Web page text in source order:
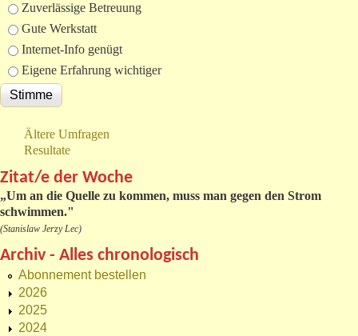
Zuverlässige Betreuung
Gute Werkstatt
Internet-Info genügt
Eigene Erfahrung wichtiger
Ältere Umfragen
Resultate
Zitat/e der Woche
„Um an die Quelle zu kommen, muss man gegen den Strom
schwimmen."
(Stanislaw Jerzy Lec)
Archiv - Alles chronologisch
Abonnement bestellen
2026
2025
2024